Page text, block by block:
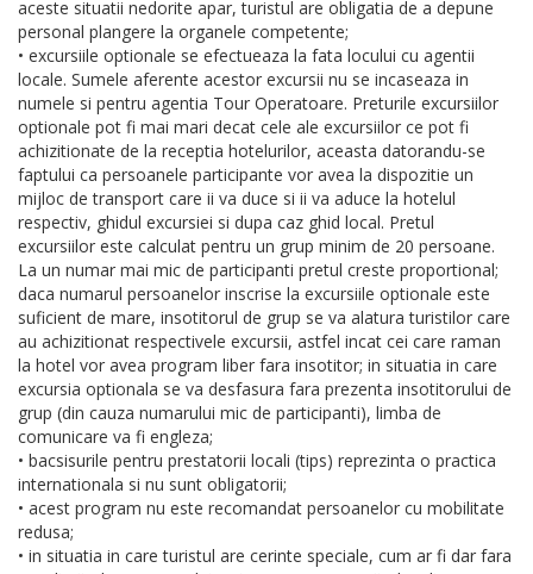
aceste situatii nedorite apar, turistul are obligatia de a depune
personal plangere la organele competente;
• excursiile optionale se efectueaza la fata locului cu agentii
locale. Sumele aferente acestor excursii nu se incaseaza in
numele si pentru agentia Tour Operatoare. Preturile excursiilor
optionale pot fi mai mari decat cele ale excursiilor ce pot fi
achizitionate de la receptia hotelurilor, aceasta datorandu-se
faptului ca persoanele participante vor avea la dispozitie un
mijloc de transport care ii va duce si ii va aduce la hotelul
respectiv, ghidul excursiei si dupa caz ghid local. Pretul
excursiilor este calculat pentru un grup minim de 20 persoane.
La un numar mai mic de participanti pretul creste proportional;
daca numarul persoanelor inscrise la excursiile optionale este
suficient de mare, insotitorul de grup se va alatura turistilor care
au achizitionat respectivele excursii, astfel incat cei care raman
la hotel vor avea program liber fara insotitor; in situatia in care
excursia optionala se va desfasura fara prezenta insotitorului de
grup (din cauza numarului mic de participanti), limba de
comunicare va fi engleza;
• bacsisurile pentru prestatorii locali (tips) reprezinta o practica
internationala si nu sunt obligatorii;
• acest program nu este recomandat persoanelor cu mobilitate
redusa;
• in situatia in care turistul are cerinte speciale, cum ar fi dar fara